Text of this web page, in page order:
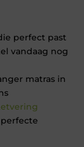
perfect past
vandaag nog
matras in